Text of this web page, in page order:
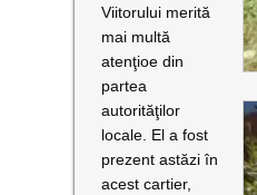
Viitorului merită
mai multă
atenţioe din
partea
autorităţilor
locale. El a fost
prezent astăzi în
acest cartier,